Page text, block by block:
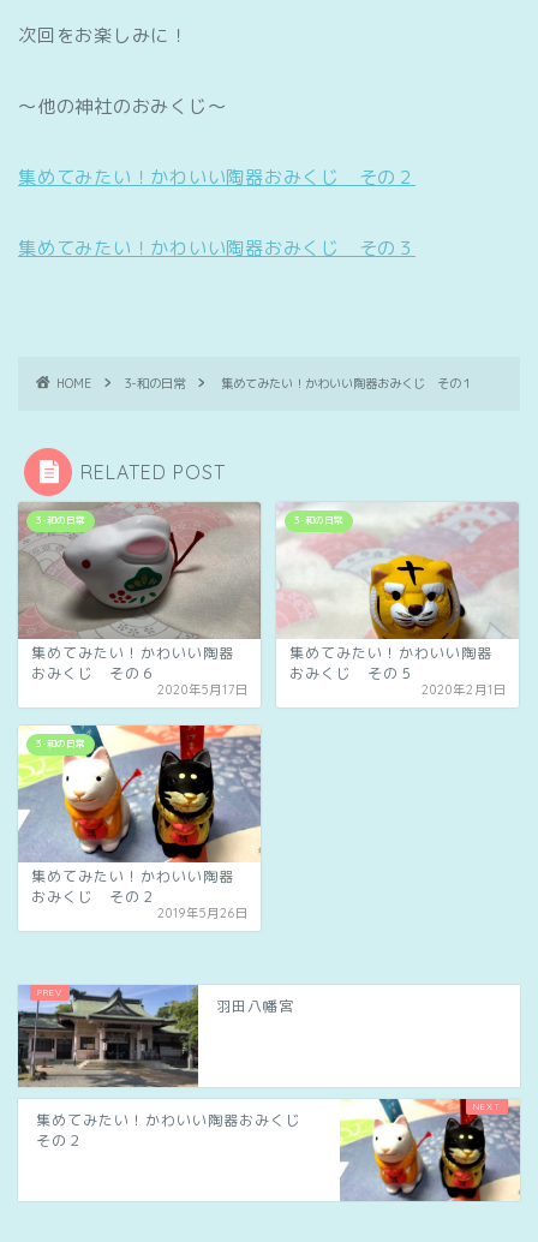
次回をお楽しみに！
～他の神社のおみくじ～
集めてみたい！かわいい陶器おみくじ その２
集めてみたい！かわいい陶器おみくじ その３
HOME 3-和の日常 集めてみたい！かわいい陶器おみくじ その１
RELATED POST
3-和の日常
集めてみたい！かわいい陶器
おみくじ その６
2020年5月17日
3-和の日常
集めてみたい！かわいい陶器
おみくじ その５
2020年2月1日
3-和の日常
集めてみたい！かわいい陶器
おみくじ その２
2019年5月26日
羽田八幡宮
集めてみたい！かわいい陶器おみくじ
その２